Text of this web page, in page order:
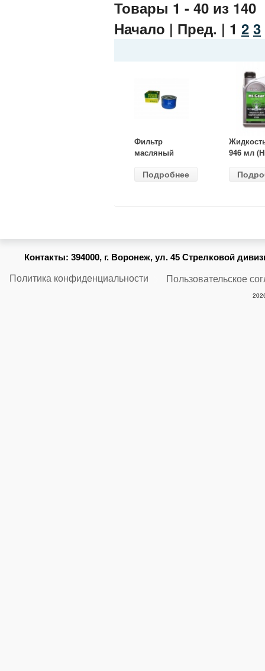
Товары 1 - 40 из 140
Начало | Пред. | 1 2 3
Фильтр
масляный
(MANN) W
Подробнее
946 мл
Контакты: 394000, г. Воронеж, ул. 45 Стрелковой
Политика конфиденциальности Пользовательское